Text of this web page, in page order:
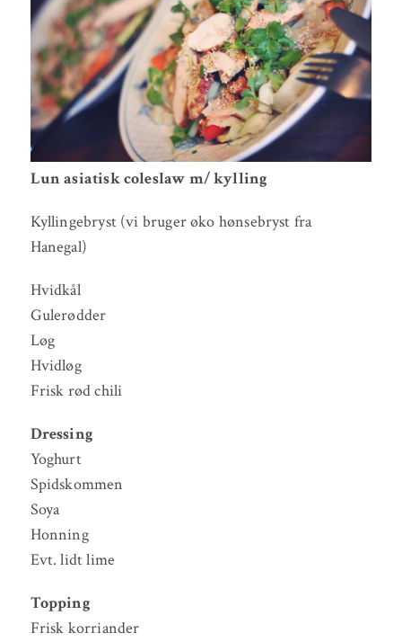
Lun asiatisk coleslaw m/ kylling
Kyllingebryst (vi bruger øko hønsebryst fra
Hanegal)
Hvidkål
Gulerødder
Løg
Hvidløg
Frisk rød chili
Dressing
Yoghurt
Spidskommen
Soya
Honning
Evt. lidt lime
Topping
Frisk korriander